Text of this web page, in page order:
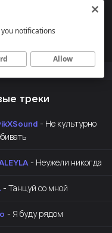
треки
- Не культурно
- Неужели никогда
- Танцуй со мной
- Я буду рядом
notifications
Allow